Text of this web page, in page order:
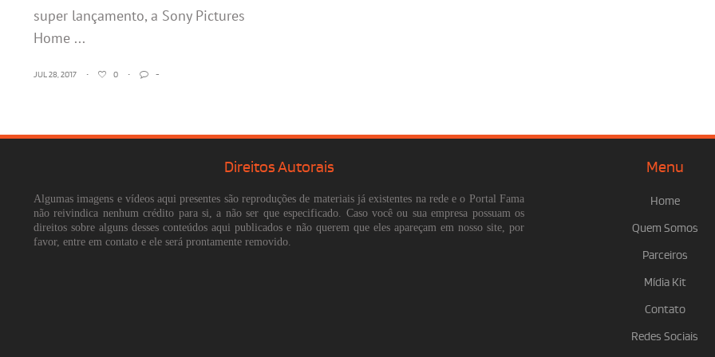
super lançamento, a Sony Pictures
Home ...
JUL 28, 2017 • 0 • -
Direitos Autorais
Algumas imagens e vídeos aqui presentes são reproduções de materiais já existentes na rede e o Portal Fama
não reivindica nenhum crédito para si, a não ser que especificado. Caso você ou sua empresa possuam os
direitos sobre alguns desses conteúdos aqui publicados e não querem que eles apareçam em nosso site, por
favor, entre em contato e ele será prontamente removido.
Menu
Home
Quem Somos
Parceiros
Mídia Kit
Contato
Redes Sociais